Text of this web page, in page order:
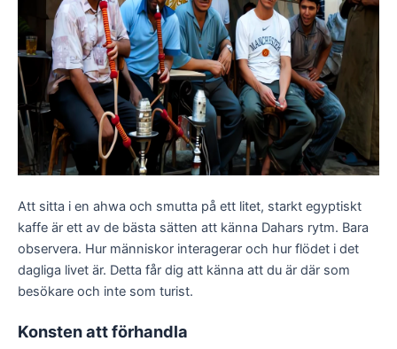
Att sitta i en ahwa och smutta på ett litet, starkt egyptiskt
kaffe är ett av de bästa sätten att känna Dahars rytm. Bara
observera. Hur människor interagerar och hur flödet i det
dagliga livet är. Detta får dig att känna att du är där som
besökare och inte som turist.
Konsten att förhandla